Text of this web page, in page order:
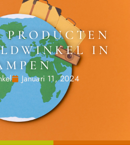
PRODUCTEN
IN
Januari 11, 2024